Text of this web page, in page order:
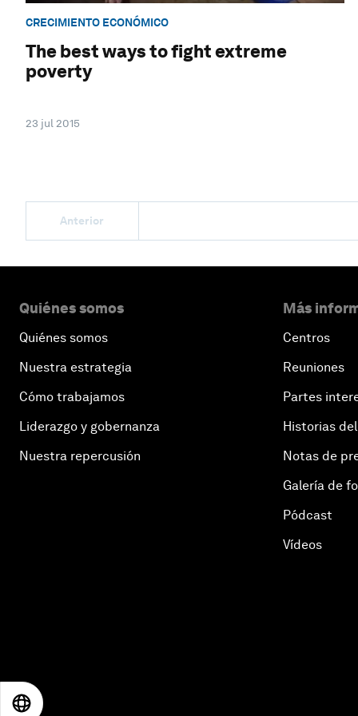
CRECIMIENTO ECONÓMICO
The best ways to fight extreme
poverty
23 jul 2015
Anterior
Quiénes somos
Quiénes somos
Nuestra estrategia
Cómo trabajamos
Liderazgo y gobernanza
Nuestra repercusión
Más
Centros
Reuniones
Partes
Historias
Notas de
Galería de
Pódcast
Vídeos